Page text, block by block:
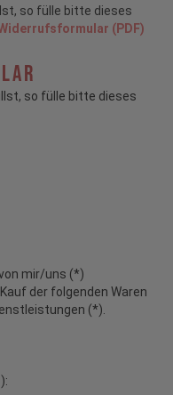
so fülle bitte dieses
(PDF)
so fülle bitte dieses
mir/uns (*)
der folgenden Waren
(*).